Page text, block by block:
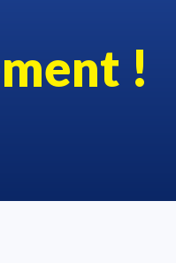
!